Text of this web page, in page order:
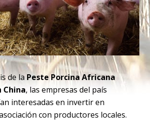
de laPeste Porcina Africana
China, las empresas del país
interesadas en invertir en
con productores locales.